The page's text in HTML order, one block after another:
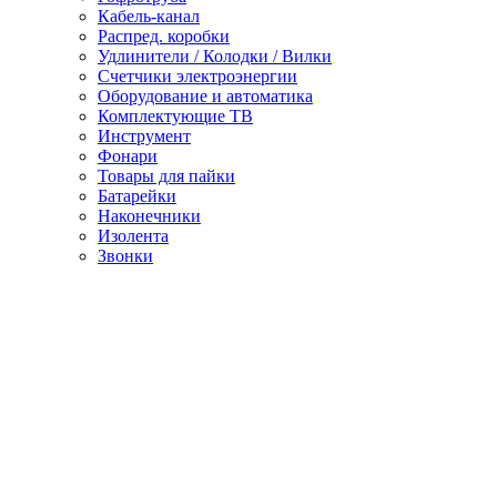
Кабель-канал
Распред. коробки
Удлинители / Колодки / Вилки
Счетчики электроэнергии
Оборудование и автоматика
Комплектующие ТВ
Инструмент
Фонари
Товары для пайки
Батарейки
Наконечники
Изолента
Звонки